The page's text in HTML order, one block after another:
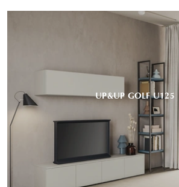
UP&UP GOLF U125